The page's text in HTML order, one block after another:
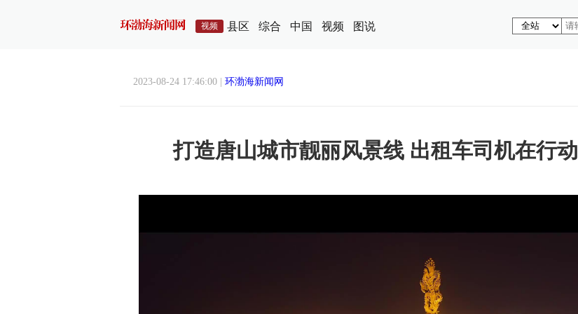
视频 县区 综合 中国 视频 图说
2023-08-24 17:46:00 | 环渤海新闻网
打造唐山城市靓丽风景线 出租车司机在行动